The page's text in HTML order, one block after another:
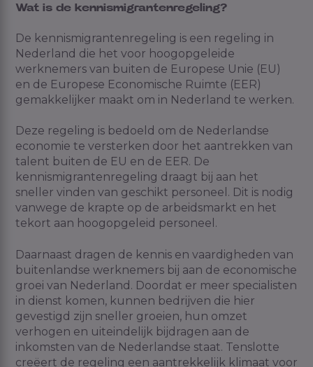
Wat is de kennismigrantenregeling?
De kennismigrantenregeling is een regeling in
Nederland die het voor hoogopgeleide
werknemers van buiten de Europese Unie (EU)
en de Europese Economische Ruimte (EER)
gemakkelijker maakt om in Nederland te werken.
Deze regeling is bedoeld om de Nederlandse
economie te versterken door het aantrekken van
talent buiten de EU en de EER. De
kennismigrantenregeling draagt bij aan het
sneller vinden van geschikt personeel. Dit is nodig
vanwege de krapte op de arbeidsmarkt en het
tekort aan hoogopgeleid personeel.
Daarnaast dragen de kennis en vaardigheden van
buitenlandse werknemers bij aan de economische
groei van Nederland. Doordat er meer specialisten
in dienst komen, kunnen bedrijven die hier
gevestigd zijn sneller groeien, hun omzet
verhogen en uiteindelijk bijdragen aan de
inkomsten van de Nederlandse staat. Tenslotte
creëert de regeling een aantrekkelijk klimaat voor